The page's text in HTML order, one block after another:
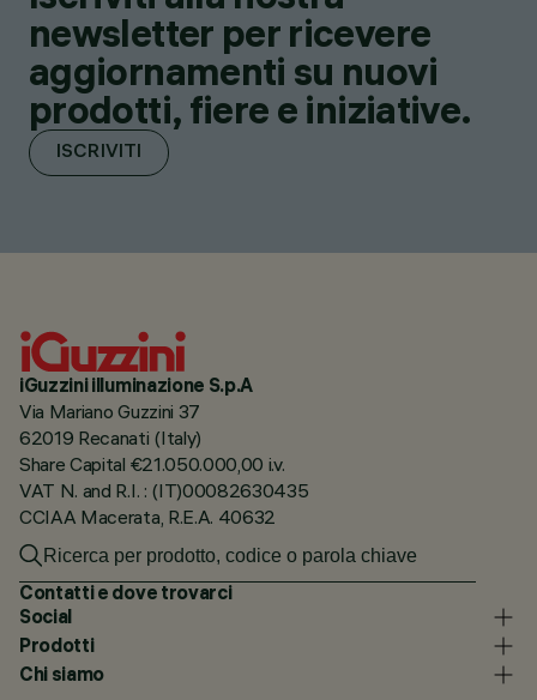
newsletter per ricevere
aggiornamenti su nuovi
prodotti, fiere e iniziative.
ISCRIVITI
iGuzzini illuminazione S.p.A
Via Mariano Guzzini 37
62019 Recanati (Italy)
Share Capital €21.050.000,00 i.v.
VAT N. and R.I. : (IT)00082630435
CCIAA Macerata, R.E.A. 40632
Contatti e dove trovarci
Social
Prodotti
Chi siamo